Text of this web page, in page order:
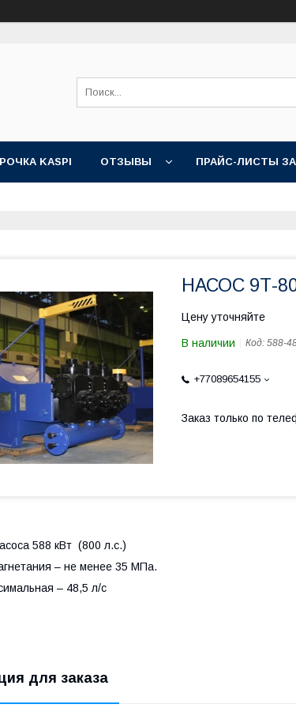
KASPI ОТЗЫВЫ ПРАЙС-ЛИСТЫ
НАСОС 9Т-
Цену уточняйте
В наличии Код: 588-
+77089654155
Заказ только по
588 кВт (800 л.с.)
– не менее 35 МПа.
– 48,5 л/с
для заказа